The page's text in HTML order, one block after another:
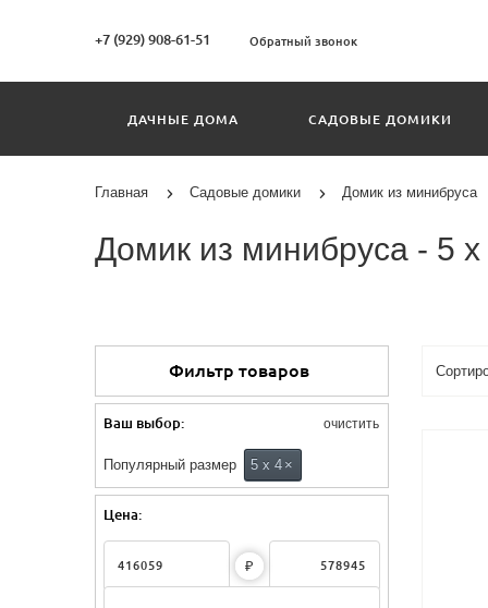
+7 (929) 908-61-51 Обратный звонок
ДАЧНЫЕ ДОМА САДОВЫЕ ДОМИКИ
Главная Садовые домики Домик из минибруса
Домик из минибруса - 5 х
Фильтр товаров
Ваш выбор: очистить
Популярный размер 5 х 4 ×
Цена:
₽